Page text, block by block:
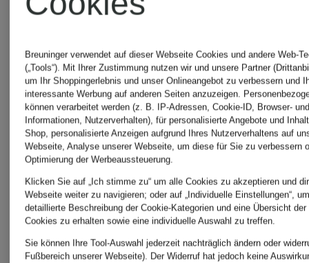
Columbia
COS
dea
Peak
REPEAT
Breuninger verwendet auf dieser Webseite Cookies und andere Web-
(„Tools“). Mit Ihrer Zustimmung nutzen wir und unsere Partner
um Ihr Shoppingerlebnis und unser Onlineangebot zu verbessern und
interessante Werbung auf anderen Seiten anzuzeigen.
können verarbeitet werden (z. B. IP-Adressen, Cookie-ID, Browser-
Informationen, Nutzerverhalten), für personalisierte Angebote und
Shop, personalisierte Anzeigen aufgrund Ihres Nutzerverhaltens auf
Webseite, Analyse unserer Webseite, um diese für Sie zu verbessern
Optimierung der Werbeaussteuerung.
Klicken Sie auf „Ich stimme zu“ um alle Cookies zu akzeptieren und
Webseite weiter zu navigieren; oder auf „Individuelle Einstellungen“,
detaillierte Beschreibung der Cookie-Kategorien und eine Übersicht
Cookies zu erhalten sowie eine individuelle Auswahl zu treffen.
Sie können Ihre Tool-Auswahl jederzeit nachträglich ändern oder
Fußbereich unserer Webseite). Der Widerruf hat jedoch keine